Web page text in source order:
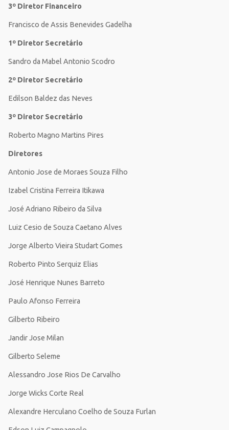
3º Diretor Financeiro
Francisco de Assis Benevides Gadelha
1º Diretor Secretário
Sandro da Mabel Antonio Scodro
2º Diretor Secretário
Edilson Baldez das Neves
3º Diretor Secretário
Roberto Magno Martins Pires
Diretores
Antonio Jose de Moraes Souza Filho
Izabel Cristina Ferreira Itikawa
José Adriano Ribeiro da Silva
Luiz Cesio de Souza Caetano Alves
Jorge Alberto Vieira Studart Gomes
Roberto Pinto Serquiz Elias
José Henrique Nunes Barreto
Paulo Afonso Ferreira
Gilberto Ribeiro
Jandir Jose Milan
Gilberto Seleme
Alessandro Jose Rios De Carvalho
Jorge Wicks Corte Real
Alexandre Herculano Coelho de Souza Furlan